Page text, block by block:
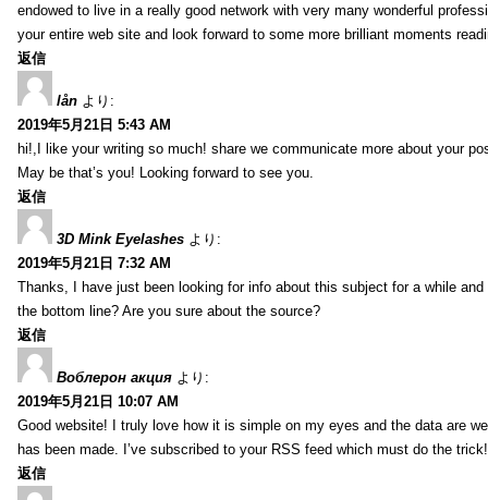
endowed to live in a really good network with very many wonderful
your entire web site and look forward to some more brilliant moments
返信
lån より:
2019年5月21日 5:43 AM
hi!,I like your writing so much! share we communicate more about your
May be that’s you! Looking forward to see you.
返信
3D Mink Eyelashes より:
2019年5月21日 7:32 AM
Thanks, I have just been looking for info about this subject for a while
the bottom line? Are you sure about the source?
返信
Воблерон акция より:
2019年5月21日 10:07 AM
Good website! I truly love how it is simple on my eyes and the data are
has been made. I’ve subscribed to your RSS feed which must do the
返信